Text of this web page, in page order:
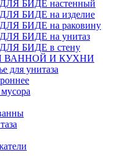
БИДЕ настенный
БИДЕ на изделие
БИДЕ на раковину
БИДЕ на унитаз
БИДЕ в стену
ВАННОЙ И КУХНИ
для унитаза